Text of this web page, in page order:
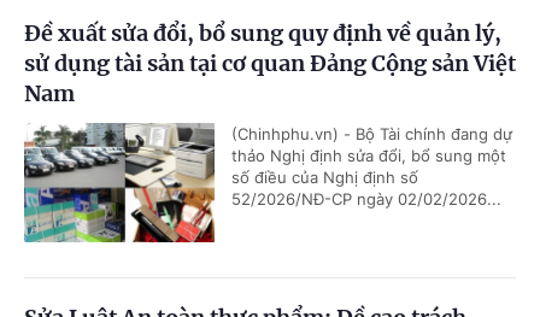
Đề xuất sửa đổi, bổ sung quy định về quản lý,
sử dụng tài sản tại cơ quan Đảng Cộng sản Việt
Nam
(Chinhphu.vn) - Bộ Tài chính đang dự
thảo Nghị định sửa đổi, bổ sung một
số điều của Nghị định số
52/2026/NĐ-CP ngày 02/02/2026...